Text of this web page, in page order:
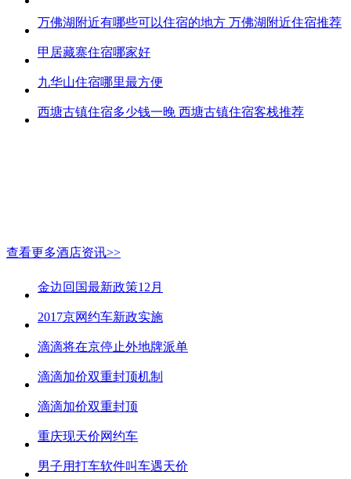
万佛湖附近有哪些可以住宿的地方 万佛湖附近住宿推荐
甲居藏寨住宿哪家好
九华山住宿哪里最方便
西塘古镇住宿多少钱一晚 西塘古镇住宿客栈推荐
查看更多酒店资讯>>
金边回国最新政策12月
2017京网约车新政实施
滴滴将在京停止外地牌派单
滴滴加价双重封顶机制
滴滴加价双重封顶
重庆现天价网约车
男子用打车软件叫车遇天价